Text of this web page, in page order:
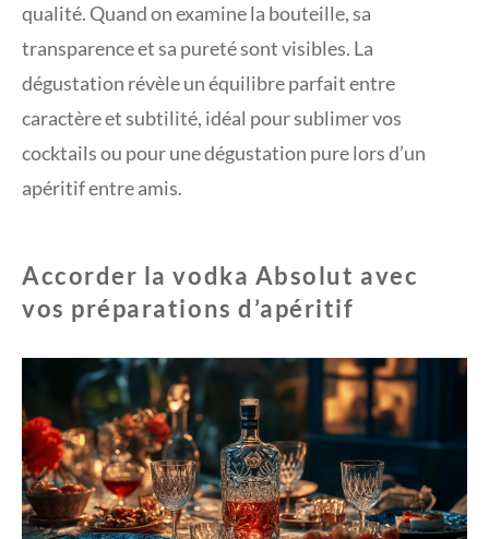
qualité. Quand on examine la bouteille, sa
transparence et sa pureté sont visibles. La
dégustation révèle un équilibre parfait entre
caractère et subtilité, idéal pour sublimer vos
cocktails ou pour une dégustation pure lors d’un
apéritif entre amis.
Accorder la vodka Absolut avec
vos préparations d’apéritif